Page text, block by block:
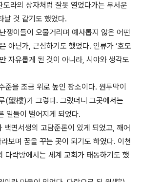
도라의 상자처럼 잘못 열었다가는 무서운
날 것 같기도 했었다.
쟁이들이 오물거리며 예사롭지 않은 어떤
아닌가, 근심하기도 했었다. 인류가 ‘호모
자유롭게 된 것이 아니라, 시야와 생각도
을 조금 위로 높인 장소이다. 원두막이
(望樓)가 그렇다. 그랬더니 그곳에서는
일들이 벌어지게 되었다.
백면서생의 고담준론이 있게 되었고, 깨어
보며 꿈을 꾸는 곳이 되기도 하였다. 이천
다락방에서는 세계 교회가 태동하기도 했